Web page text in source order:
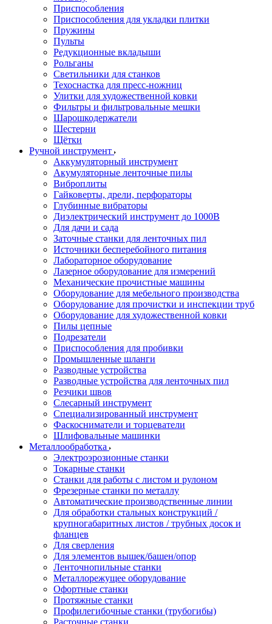
Приспособления
Приспособления для укладки плитки
Пружины
Пульты
Редукционные вкладыши
Рольганы
Светильники для станков
Техоснастка для пресс-ножниц
Улитки для художественной ковки
Фильтры и фильтровальные мешки
Шарошкодержатели
Шестерни
Щётки
Ручной инструмент
Аккумуляторный инструмент
Акумуляторные ленточные пилы
Виброплиты
Гайковерты, дрели, перфораторы
Глубинные вибраторы
Диэлектрический инструмент до 1000В
Для дачи и сада
Заточные станки для ленточных пил
Источники бесперебойного питания
Лабораторное оборудование
Лазерное оборудование для измерений
Механические прочистные машины
Оборудование для мебельного производства
Оборудование для прочистки и инспекции труб
Оборудование для художественной ковки
Пилы цепные
Подрезатели
Приспособления для пробивки
Промышленные шланги
Разводные устройства
Разводные устройства для ленточных пил
Резчики швов
Слесарный инструмент
Специализированный инструмент
Фаскосниматели и торцеватели
Шлифовальные машинки
Металлообработка
Электроэрозионные станки
Токарные станки
Станки для работы с листом и рулоном
Фрезерные станки по металлу
Автоматические производственные линии
Для обработки стальных конструкций /
крупногабаритных листов / трубных досок и
фланцев
Для сверления
Для элементов вышек/башен/опор
Ленточнопильные станки
Металлорежущее оборудование
Офортные станки
Протяжные станки
Профилегибочные станки (трубогибы)
Расточные станки